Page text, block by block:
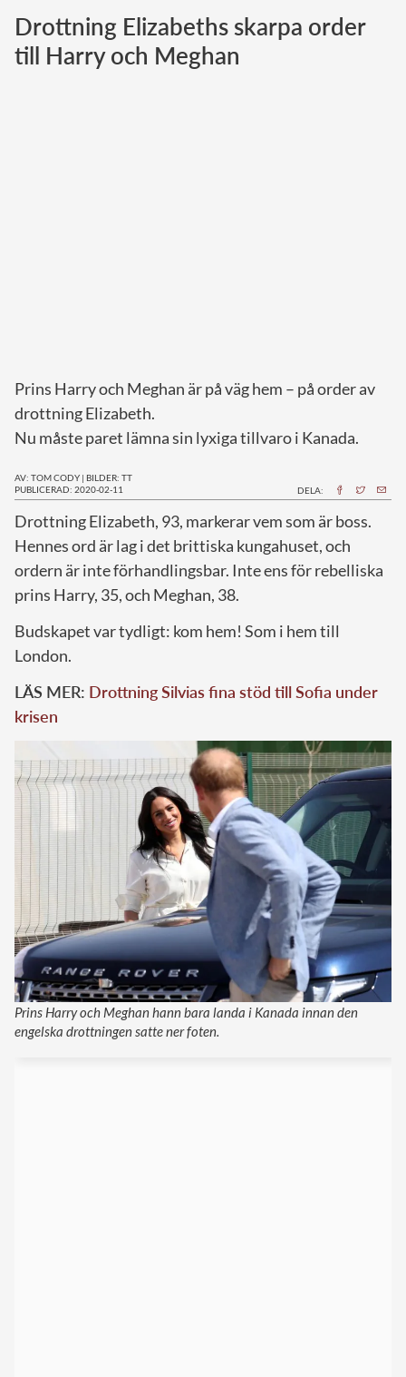
Norska kungahuset
Danska kungahuset
Drottning Elizabeths skarpa order
till Harry och Meghan
Prins Harry och Meghan är på väg hem – på order av
drottning Elizabeth.
Nu måste paret lämna sin lyxiga tillvaro i Kanada.
AV: TOM CODY | BILDER: TT
PUBLICERAD: 2020-02-11
DELA:
Drottning Elizabeth, 93, markerar vem som är boss.
Hennes ord är lag i det brittiska kungahuset, och
ordern är inte förhandlingsbar. Inte ens för rebelliska
prins Harry, 35, och Meghan, 38.
Budskapet var tydligt: kom hem! Som i hem till
London.
LÄS MER: Drottning Silvias fina stöd till Sofia under
krisen
Prins Harry och Meghan hann bara landa i Kanada innan den
engelska drottningen satte ner foten.